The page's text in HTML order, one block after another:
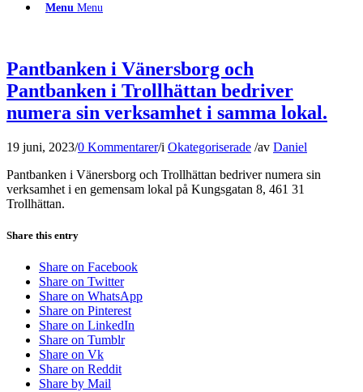
Menu Menu
Pantbanken i Vänersborg och
Pantbanken i Trollhättan bedriver
numera sin verksamhet i samma lokal.
19 juni, 2023/0 Kommentarer/i Okategoriserade /av Daniel
Pantbanken i Vänersborg och Trollhättan bedriver numera sin
verksamhet i en gemensam lokal på Kungsgatan 8, 461 31
Trollhättan.
Share this entry
Share on Facebook
Share on Twitter
Share on WhatsApp
Share on Pinterest
Share on LinkedIn
Share on Tumblr
Share on Vk
Share on Reddit
Share by Mail